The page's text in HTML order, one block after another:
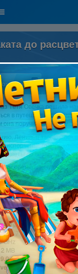
до
0
Тётя Овечка решила
в путешествие по
она поручила Ленивцу-
Ленивец заблудился
испорчены! Теперь
и цветы до возвращения
особенности игры:
свои навыки,
НОВЫХ предметов для
диалоги с
требования:
7 или более поздняя
GHz
MB
210 MB